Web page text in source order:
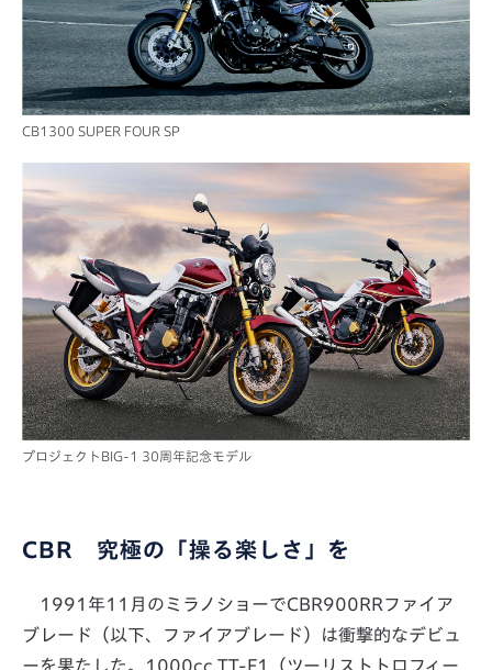
CB1300 SUPER FOUR SP
プロジェクトBIG-1 30周年記念モデル
CBR 究極の「操る楽しさ」を
1991年11月のミラノショーでCBR900RRファイア
ブレード（以下、ファイアブレード）は衝撃的なデビュ
ーを果たした。1000cc TT-F1（ツーリストトロフィー